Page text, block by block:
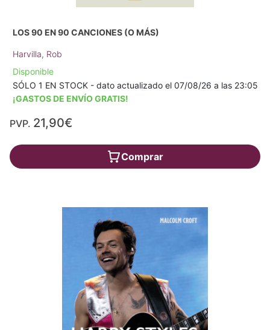
LOS 90 EN 90 CANCIONES (O MÁS)
Harvilla, Rob
Disponible
SÓLO 1 EN STOCK - dato actualizado el 07/08/26 a las 23:05
¡GASTOS DE ENVÍO GRATIS!
PVP. 21,90€
Comprar